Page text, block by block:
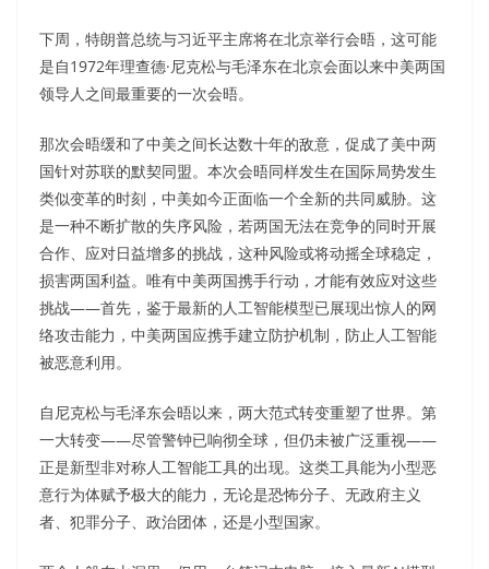
下周，特朗普总统与习近平主席将在北京举行会晤，这可能
是自1972年理查德·尼克松与毛泽东在北京会面以来中美两国
领导人之间最重要的一次会晤。
那次会晤缓和了中美之间长达数十年的敌意，促成了美中两
国针对苏联的默契同盟。本次会晤同样发生在国际局势发生
类似变革的时刻，中美如今正面临一个全新的共同威胁。这
是一种不断扩散的失序风险，若两国无法在竞争的同时开展
合作、应对日益增多的挑战，这种风险或将动摇全球稳定，
损害两国利益。唯有中美两国携手行动，才能有效应对这些
挑战——首先，鉴于最新的人工智能模型已展现出惊人的网
络攻击能力，中美两国应携手建立防护机制，防止人工智能
被恶意利用。
自尼克松与毛泽东会晤以来，两大范式转变重塑了世界。第
一大转变——尽管警钟已响彻全球，但仍未被广泛重视——
正是新型非对称人工智能工具的出现。这类工具能为小型恶
意行为体赋予极大的能力，无论是恐怖分子、无政府主义
者、犯罪分子、政治团体，还是小型国家。